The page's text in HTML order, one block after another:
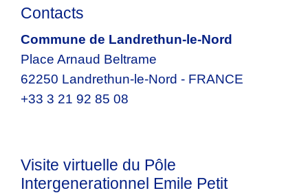
Contacts
Commune de Landrethun-le-Nord
Place Arnaud Beltrame
62250 Landrethun-le-Nord - FRANCE
+33 3 21 92 85 08
Visite virtuelle du Pôle
Intergenerationnel Emile Petit